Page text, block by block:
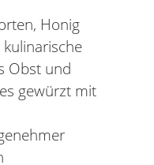
Honig
Obst und
gewürzt mit